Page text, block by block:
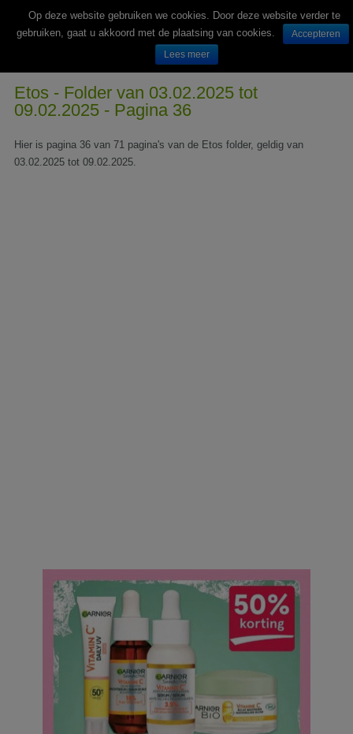
Wekelijks nieuwe folders van Nederlandse supermarkten en winkels
Etos - Folder van 03.02.2025 tot
09.02.2025 - Pagina 36
Hier is pagina 36 van 71 pagina's van de Etos folder, geldig van
03.02.2025 tot 09.02.2025.
Op deze website gebruiken we cookies. Door deze website verder te
gebruiken, gaat u akkoord met de plaatsing van cookies.
Accepteren
Lees meer